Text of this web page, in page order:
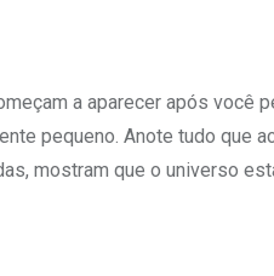
a aparecer após você
pequeno. Anote tudo que
mostram que o universo